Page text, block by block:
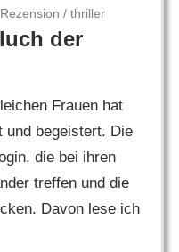
Rezension / thriller
der
Frauen hat
und begeistert. Die
die bei ihren
treffen und die
Davon lese ich